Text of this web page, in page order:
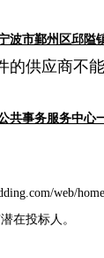
波市鄞州区邱隘
的供应商不能
共事务服务中心
web/home
在投标人。